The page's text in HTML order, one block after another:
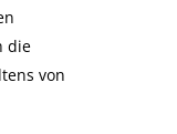
die
von